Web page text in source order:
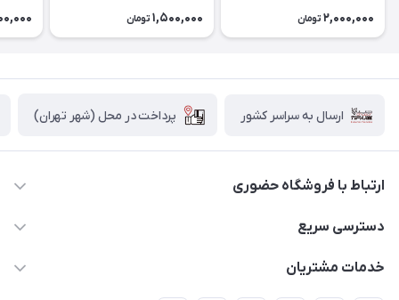
2,000,000 تومان 1,500,000 تومان
ارسال به سراسر کشور پرداخت در محل (شهر تهران)
ارتباط با فروشگاه حضوری
02188874370 - 02188874371
دسترسی سریع
صـفـحـه اصـلـی
خدمات مشتریان